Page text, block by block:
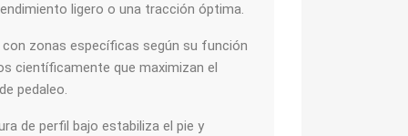
ligero o una tracción óptima.
zonas específicas según su función
científicamente que maximizan el
pedaleo.
de perfil bajo estabiliza el pie y